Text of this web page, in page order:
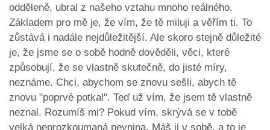
odděleně, ubral z našeho vztahu mnoho reálného.
Základem pro mě je, že vím, že tě miluji a věřím ti. To
zůstává i nadále nejdůležitější. Ale skoro stejně důležité
je, že jsme se o sobě hodně dověděli, věci, které
způsobují, že se vlastně skutečně, do jisté míry,
neznáme. Chci, abychom se znovu sešli, abych tě
znovu "poprvé potkal". Teď už vím, že jsem tě vlastně
neznal. Rozumíš mi? Pokud vím, skrývá se v tobě
velká neprozkoumaná pevnina. Máš ji v sobě, a to je